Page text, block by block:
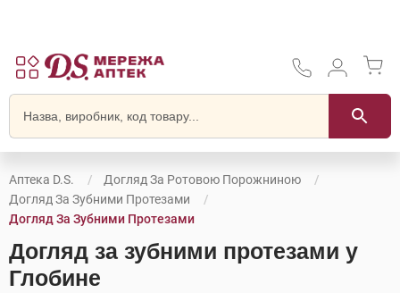
Аптека D.S.
Догляд За Ротовою Порожниною
Догляд За Зубними Протезами
Догляд За Зубними Протезами
Догляд за зубними протезами у
Глобине